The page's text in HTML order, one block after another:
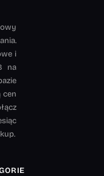
i
na
cen